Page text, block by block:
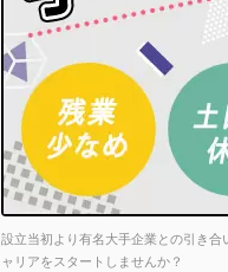
設立当初より有名大手企業との引き
ャリアをスタートしませんか？